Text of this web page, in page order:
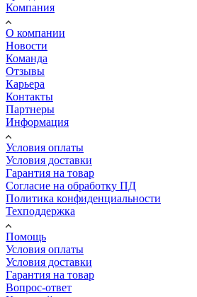
Компания
О компании
Новости
Команда
Отзывы
Карьера
Контакты
Партнеры
Информация
Условия оплаты
Условия доставки
Гарантия на товар
Согласие на обработку ПД
Политика конфиденциальности
Техподдержка
Помощь
Условия оплаты
Условия доставки
Гарантия на товар
Вопрос-ответ